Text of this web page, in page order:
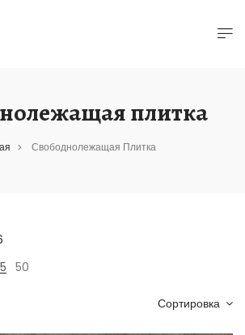
плитка
> Свободнолежащая Плитка
50
Сортировка